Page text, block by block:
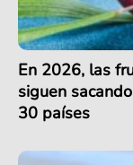
En 2026, las
siguen
30 países